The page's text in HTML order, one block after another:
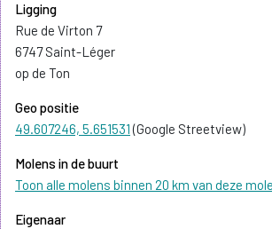
Ligging
Rue de Virton 7
6747 Saint-Léger
op de Ton
Geo positie
49.607246, 5.651531(Google Streetview)
Molens in de buurt
Toon alle molens binnen 20 km van deze
Eigenaar